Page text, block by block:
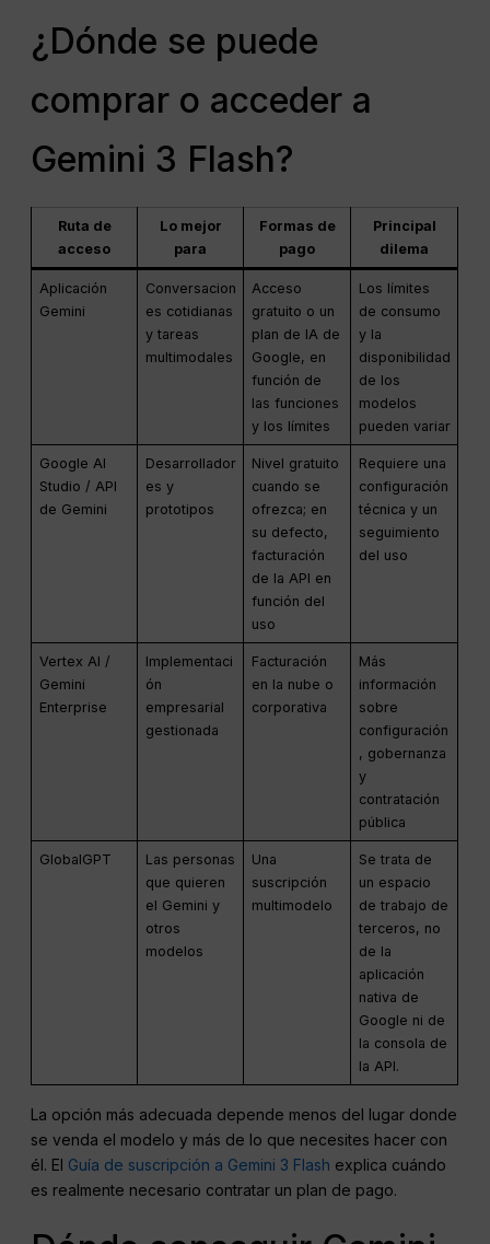
¿Dónde se puede
comprar o acceder a
Gemini 3 Flash?
Ruta de
acceso
Lo mejor
para
Formas de
pago
Principal
dilema
Aplicación
Gemini
Conversacion
es cotidianas
y tareas
multimodales
Acceso
gratuito o un
plan de IA de
Google, en
función de
las funciones
y los límites
Los límites
de consumo
y la
disponibilidad
de los
modelos
pueden variar
Google AI
Studio / API
de Gemini
Desarrollador
es y
prototipos
Nivel gratuito
cuando se
ofrezca; en
su defecto,
facturación
de la API en
función del
uso
Requiere una
configuración
técnica y un
seguimiento
del uso
Vertex AI /
Gemini
Enterprise
Implementaci
ón
empresarial
gestionada
Facturación
en la nube o
corporativa
Más
información
sobre
configuración
, gobernanza
y
contratación
pública
GlobalGPT
Las personas
que quieren
el Gemini y
otros
modelos
Una
suscripción
multimodelo
Se trata de
un espacio
de trabajo de
terceros, no
de la
aplicación
nativa de
Google ni de
la consola de
la API.
La opción más adecuada depende menos del lugar donde
se venda el modelo y más de lo que necesites hacer con
él. El Guía de suscripción a Gemini 3 Flash explica cuándo
es realmente necesario contratar un plan de pago.